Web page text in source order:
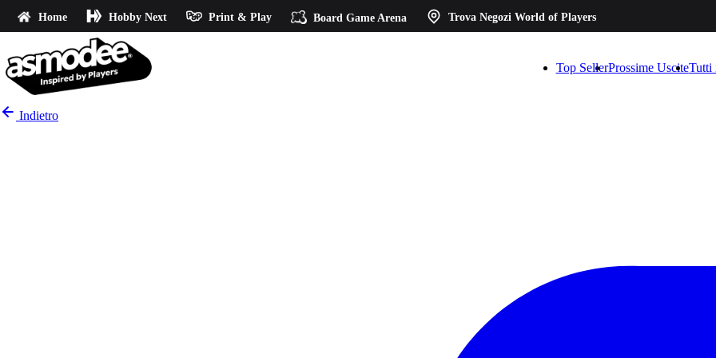
Home Hobby Next Print & Play Board Game Arena Trova Negozi World of Players
Top SellerProssime UsciteTutti
Indietro